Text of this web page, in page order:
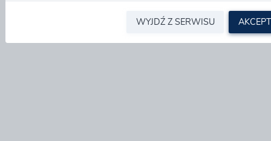
WYJDŹ Z SERWISU